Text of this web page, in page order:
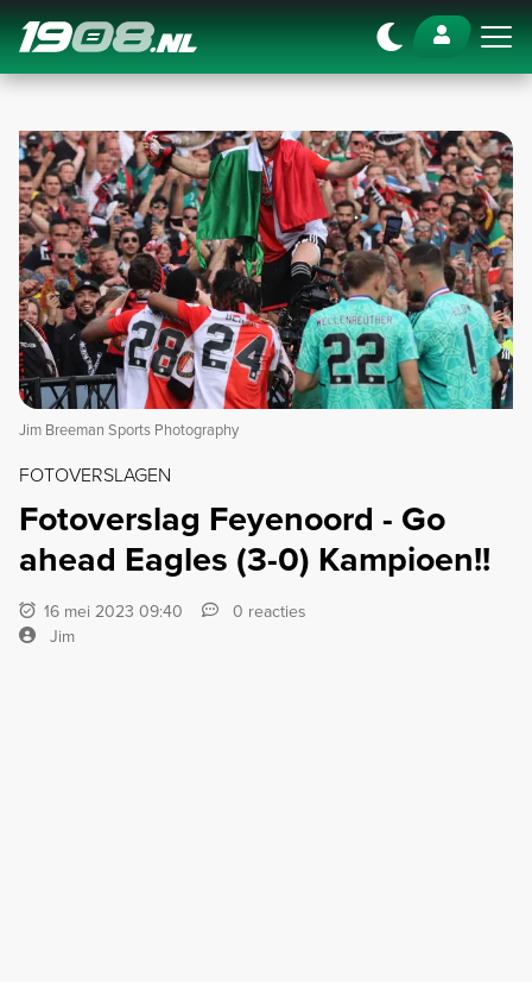
Navigation
Jim Breeman Sports Photography
FOTOVERSLAGEN
Fotoverslag Feyenoord - Go
ahead Eagles (3-0) Kampioen!!
16 mei 2023 09:40
0 reacties
Jim